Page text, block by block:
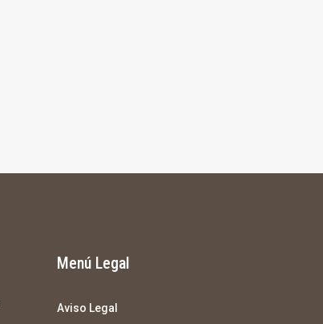
Menú Legal
Aviso Legal